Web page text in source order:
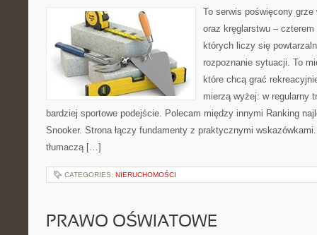
To serwis poświęcony
oraz kręglarstwu –
których liczy się
rozpoznanie sytuacji. To
które chcą grać
mierzą wyżej: w regularny
bardziej sportowe podejście. Polecam między innymi Ranking
Snooker. Strona łączy fundamenty z praktycznymi
tłumaczą […]
CATEGORIES: NIERUCHOMOŚCI
PRAWO OŚWIATOWE